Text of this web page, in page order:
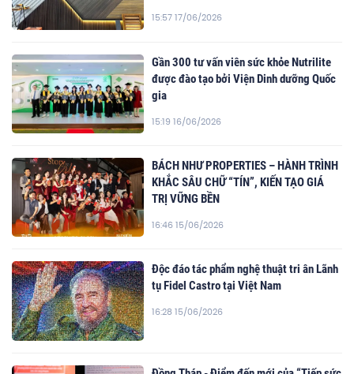
15:57 17/06/2026
Gần 300 tư vấn viên sức khỏe Nutrilite
được đào tạo bởi Viện Dinh dưỡng Quốc
gia
15:19 16/06/2026
BÁCH NHƯ PROPERTIES – HÀNH TRÌNH
KHẮC SÂU CHỮ “TÍN”, KIẾN TẠO GIÁ
TRỊ VỮNG BỀN
16:46 15/06/2026
Độc đáo tác phẩm nghệ thuật tri ân Lãnh
tụ Fidel Castro tại Việt Nam
16:28 15/06/2026